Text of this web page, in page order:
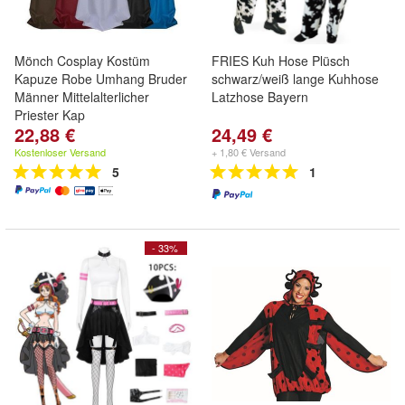
Mönch Cosplay Kostüm
Kapuze Robe Umhang Bruder
Männer Mittelalterlicher
Priester Kap
22,88 €
Kostenloser Versand
5
FRIES Kuh Hose Plüsch
schwarz/weiß lange Kuhhose
Latzhose Bayern
24,49 €
+ 1,80 € Versand
1
- 33%